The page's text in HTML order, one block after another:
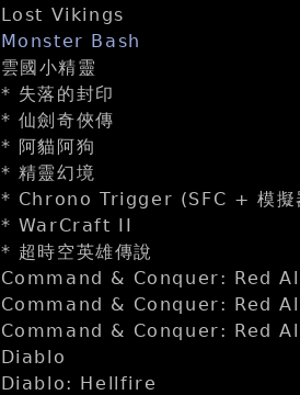
Lost Vikings
Monster Bash
雲國小精靈
* 失落的封印
* 仙劍奇俠傳
* 阿貓阿狗
* 精靈幻境
* Chrono Trigger (SFC + 模擬
* WarCraft II
* 超時空英雄傳說
Command & Conquer: Red
Command & Conquer: Red
Command & Conquer: Red
Diablo
Diablo: Hellfire